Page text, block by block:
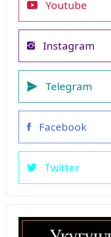
Youtube
Instagram
Telegram
Facebook
Twitter